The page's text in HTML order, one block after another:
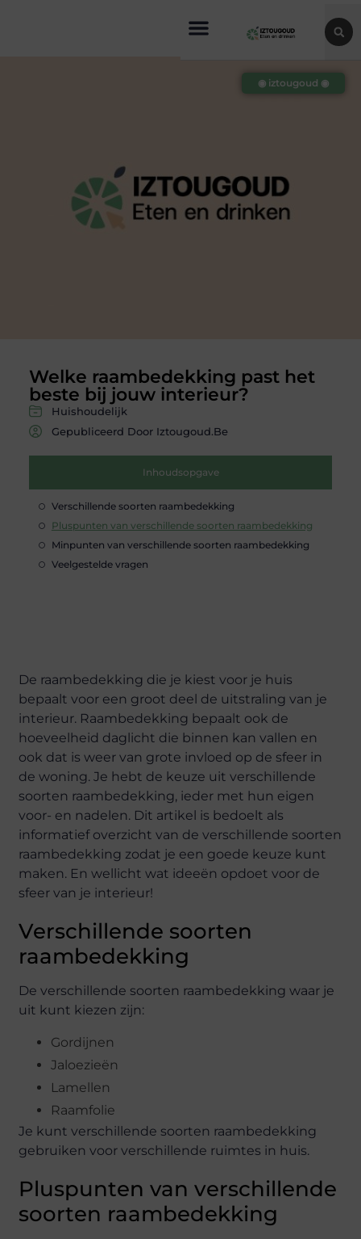
Welke raambedekking past het
beste bij jouw interieur?
Huishoudelijk
Gepubliceerd Door Iztougoud.be
Inhoudsopgave
Verschillende soorten raambedekking
Pluspunten van verschillende soorten raambedekking
Minpunten van verschillende soorten raambedekking
Veelgestelde vragen
◉ iztougoud ◉
De raambedekking die je kiest voor je huis
bepaalt voor een groot deel de uitstraling van je
interieur. Raambedekking bepaalt ook de
hoeveelheid daglicht die binnen kan vallen en
ook dat is weer van grote invloed op de sfeer in
de woning. Je hebt de keuze uit verschillende
soorten raambedekking, ieder met hun eigen
voor- en nadelen. Dit artikel is bedoelt als
informatief overzicht van de verschillende soorten
raambedekking zodat je een goede keuze kunt
maken. En wellicht wat ideeën opdoet voor de
sfeer van je interieur!
Verschillende soorten
raambedekking
De verschillende soorten raambedekking waar je
uit kunt kiezen zijn:
Gordijnen
Jaloezieën
Lamellen
Raamfolie
Je kunt verschillende soorten raambedekking
gebruiken voor verschillende ruimtes in huis.
Pluspunten van verschillende
soorten raambedekking